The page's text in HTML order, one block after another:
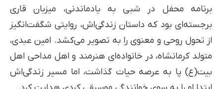
برنامه محفل در شبی به یادماندنی، میزبان قاری
برجسته‌ای بود که داستان زندگی‌اش، روایتی شگفت‌انگیز
از تحول روحی و معنوی را به تصویر می‌کشد. امین عبدی،
متولد کرمانشاه، در خانواده‌ای هنرمند و اهل مداحی اهل
بیت(ع) پا به عرصه حیات گذاشت، اما مسیر زندگی‌اش